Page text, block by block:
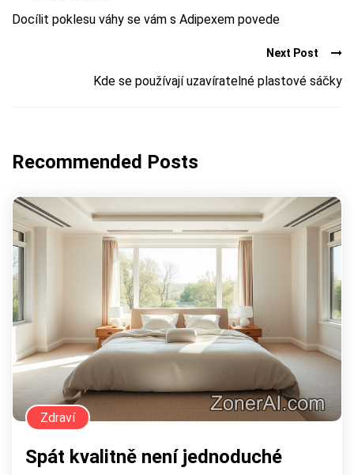
Docílit poklesu váhy se vám s Adipexem povede
Next Post
Kde se používají uzavíratelné plastové sáčky
Recommended Posts
Zdraví
Spát kvalitně není jednoduché